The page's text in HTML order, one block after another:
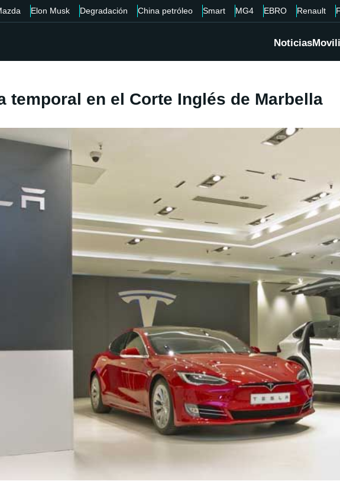
Elon Musk Degradación China petróleo Smart MG4 EBRO Renault
Noticias
temporal en el Corte Inglés de Marbella